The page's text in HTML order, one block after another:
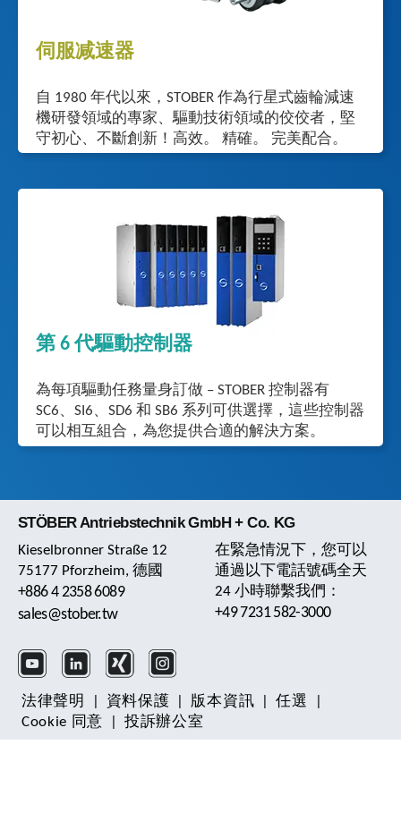
伺服减速器
自 1980 年代以來，STOBER 作為行星式齒輪減速
機研發領域的專家、驅動技術領域的佼佼者，堅
守初心、不斷創新！高效。 精確。 完美配合。
第 6 代驅動控制器
為每項驅動任務量身訂做 – STOBER 控制器有
SC6、SI6、SD6 和 SB6 系列可供選擇，這些控制器
可以相互組合，為您提供合適的解決方案。
STÖBER Antriebstechnik GmbH + Co. KG
Kieselbronner Straße 12
75177 Pforzheim, 德國
+886 4 2358 6089
sales@stober.tw
在緊急情況下，您可以
通過以下電話號碼全天
24 小時聯繫我們：
+49 7231 582-3000
法律聲明 資料保護 版本資訊 任選
Cookie 同意
投訴辦公室